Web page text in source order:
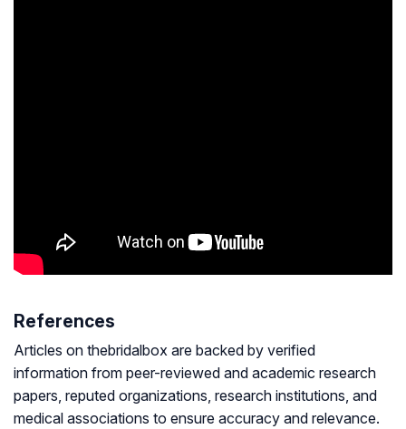
References
Articles on thebridalbox are backed by verified
information from peer-reviewed and academic research
papers, reputed organizations, research institutions, and
medical associations to ensure accuracy and relevance.